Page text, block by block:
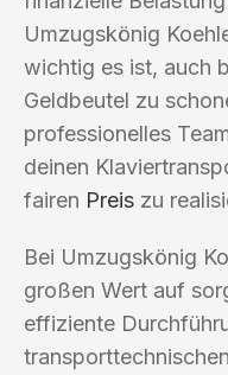
Umzugskönig
wichtig es ist, auch
Geldbeutel zu
professionelles
deinen
fairen Preis zu
Bei Umzugskönig
großen Wert auf
effiziente